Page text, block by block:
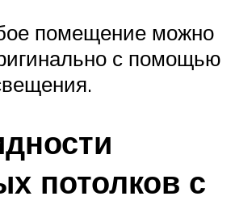
помещение можно
с помощью
потолков с